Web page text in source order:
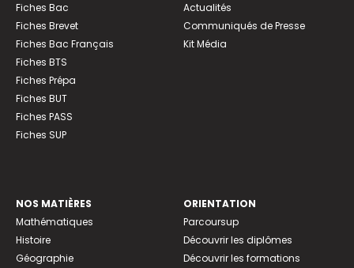
Fiches Bac
Fiches Brevet
Fiches Bac Français
Fiches BTS
Fiches Prépa
Fiches BUT
Fiches PASS
Fiches SUP
Actualités
Communiqués de Presse
Kit Média
NOS MATIÈRES
Mathématiques
Histoire
Géographie
ORIENTATION
Parcoursup
Découvrir les diplômes
Découvrir les formations